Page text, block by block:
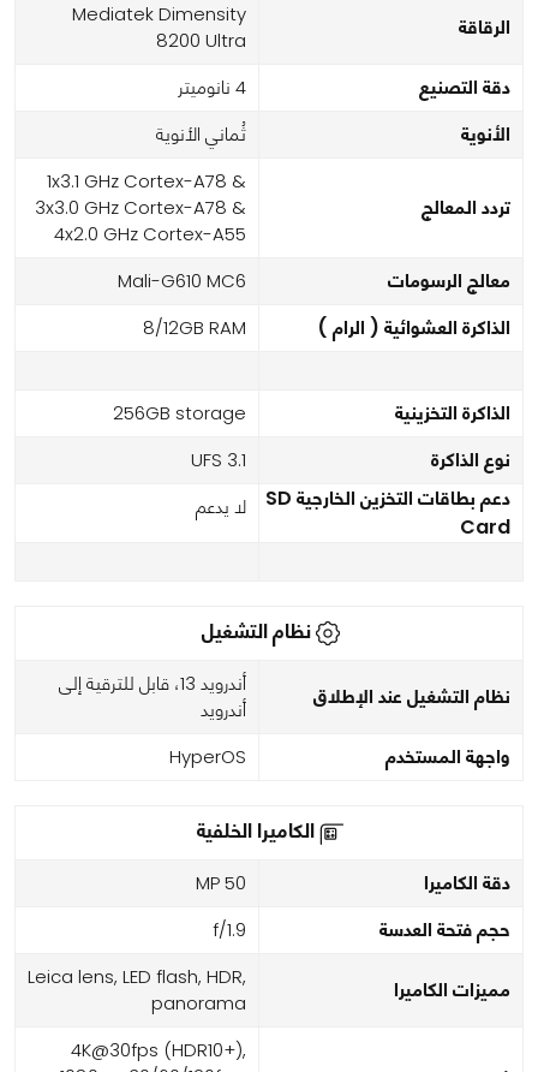
الرقاقة
Mediatek Dimensity
8200 Ultra
دقة التصنيع 4 نانوميتر
الأنوية ثُماني الأنوية
تردد المعالج
1x3.1 GHz Cortex-A78 &
3x3.0 GHz Cortex-A78 &
4x2.0 GHz Cortex-A55
معالج الرسومات Mali-G610 MC6
الذاكرة العشوائية ( الرام ) 8/12GB RAM
الذاكرة التخزينية 256GB storage
نوع الذاكرة UFS 3.1
دعم بطاقات التخزين الخارجية SD
Card
لا يدعم
نظام التشغيل
نظام التشغيل عند الإطلاق
أندرويد 13، قابل للترقية إلى
أندرويد
واجهة المستخدم HyperOS
الكاميرا الخلفية
دقة الكاميرا 50 MP
حجم فتحة العدسة f/1.9
مميزات الكاميرا
Leica lens, LED flash, HDR,
panorama
4K@30fps (HDR10+),